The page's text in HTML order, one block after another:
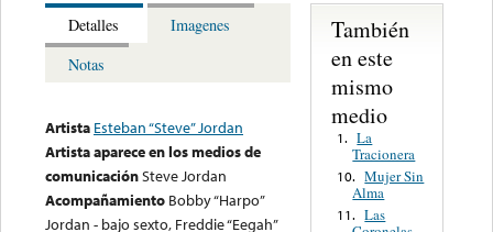
Detalles
Imagenes
Notas
Artista Esteban “Steve” Jordan
Artista aparece en los medios de
comunicaciónSteve Jordan
Acompañamiento Bobby “Harpo”
Jordan - bajo sexto, Freddie “Eegah”
También
en este
mismo
medio
1. La
Tracionera
10. Mujer Sin
Alma
11. Las